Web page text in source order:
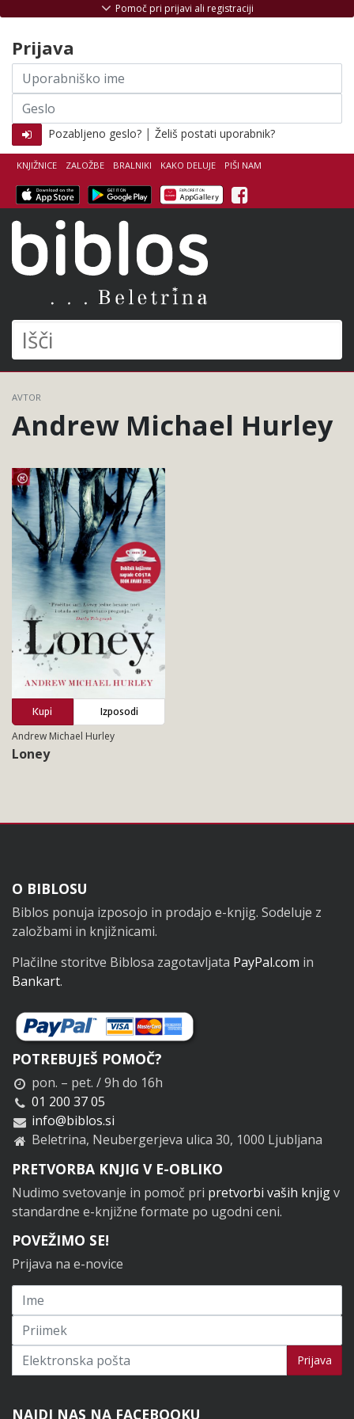
Išči
KNJIŽNICE ZALOŽBE BRALNIKI KAKO DELUJE PIŠI NAM
Facebook
Pomoč pri prijavi ali registraciji
Prijava
Uporabniško
ime
Geslo
Pozabljeno geslo? | Želiš postati uporabnik?
AVTOR
Andrew Michael Hurley
Kupi
Izposodi
Andrew Michael Hurley
Loney
Noga
O BIBLOSU
Biblos ponuja izposojo in prodajo e-knjig. Sodeluje z
založbami in knjižnicami.
Plačilne storitve Biblosa zagotavljata PayPal.com in
Bankart.
POTREBUJEŠ POMOČ?
pon. – pet. / 9h do 16h
01 200 37 05
info@biblos.si
Beletrina, Neubergerjeva ulica 30, 1000 Ljubljana
PRETVORBA KNJIG V E-OBLIKO
Nudimo svetovanje in pomoč pri pretvorbi vaših knjigv
standardne e-knjižne formate po ugodni ceni.
POVEŽIMO SE!
Prijava na e-novice
Prijavi se na novice Prijava
NAJDI NAS NA FACEBOOKU